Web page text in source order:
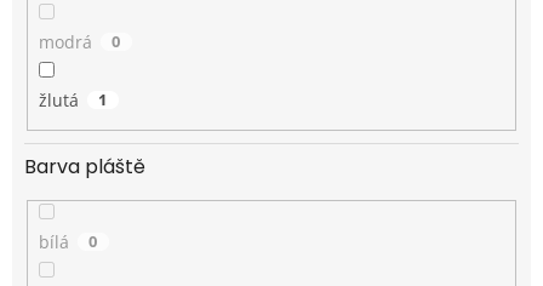
modrá 0
žlutá 1
Barva pláště
bílá 0